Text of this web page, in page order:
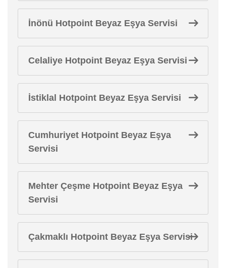
İnönü Hotpoint Beyaz Eşya Servisi
Celaliye Hotpoint Beyaz Eşya Servisi
İstiklal Hotpoint Beyaz Eşya Servisi
Cumhuriyet Hotpoint Beyaz Eşya
Servisi
Mehter Çeşme Hotpoint Beyaz Eşya
Servisi
Çakmaklı Hotpoint Beyaz Eşya Servisi